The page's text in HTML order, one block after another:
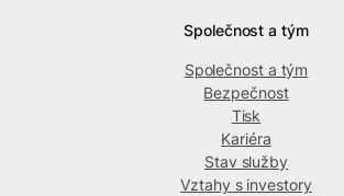
Společnost a tým
Společnost a tým
Bezpečnost
Tisk
Kariéra
Stav služby
Vztahy s investory